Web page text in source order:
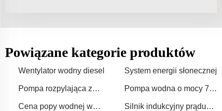
Powiązane kategorie produktów
Wentylator wodny diesel System energii słonecznej
Pompa rozpylająca z
Pompa wodna o mocy 75
Cena popy wodnej w
Silnik indukcyjny prądu